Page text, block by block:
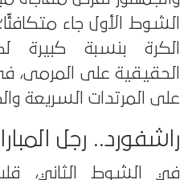
الشوط الأول جاء
الكرة بنسبة كبيرة
الحقيقية على المرمى،
على المرتدات السريعة
راشفورد.. رجل
في الشوط الثاني،